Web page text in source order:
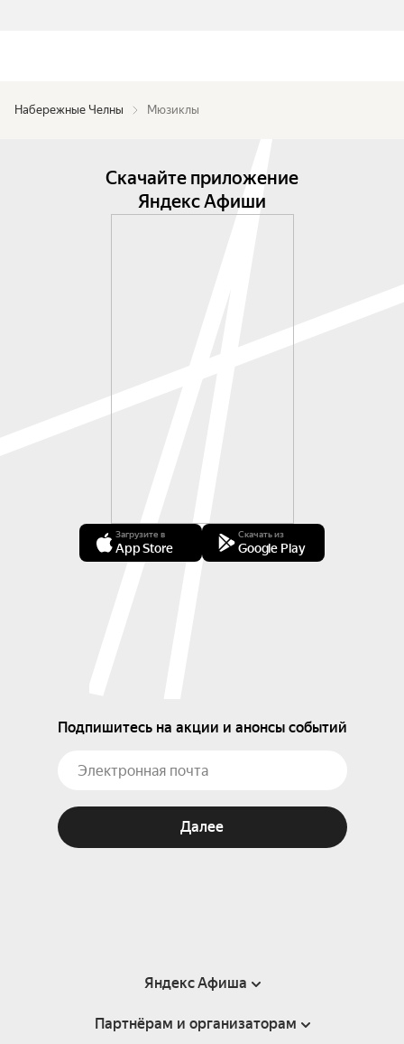
Набережные Челны Мюзиклы
Скачайте приложение
Яндекс Афиши
Загрузите в
App Store
Скачать из
Google Play
Подпишитесь на акции и анонсы событий
Далее
Яндекс Афиша
Справка
Партнёрам и организаторам